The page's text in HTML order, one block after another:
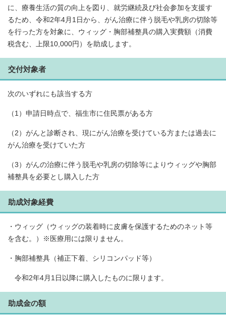
に、療養生活の質の向上を図り、就労継続及び社会参加を支援す
るため、令和2年4月1日から、がん治療に伴う脱毛や乳房の切除等
を行った方を対象に、ウィッグ・胸部補整具の購入実費額（消費
税含む、上限10,000円）を助成します。
交付対象者
次のいずれにも該当する方
（1）申請日時点で、福生市に住民票がある方
（2）がんと診断され、現にがん治療を受けている方または過去に
がん治療を受けていた方
（3）がんの治療に伴う脱毛や乳房の切除等によりウィッグや胸部
補整具を必要とし購入した方
助成対象経費
・ウィッグ（ウィッグの装着時に皮膚を保護するためのネット等
を含む。）※医療用には限りません。
・胸部補整具（補正下着、シリコンパッド等）
令和2年4月1日以降に購入したものに限ります。
助成金の額